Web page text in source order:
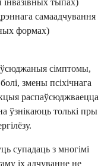
самаадчування
формах)
сімптомы,
змены псіхічнага
распаўсюджваецца
ўзнікаюць толькі пры
супадаць з многімі
іх адчуванне не